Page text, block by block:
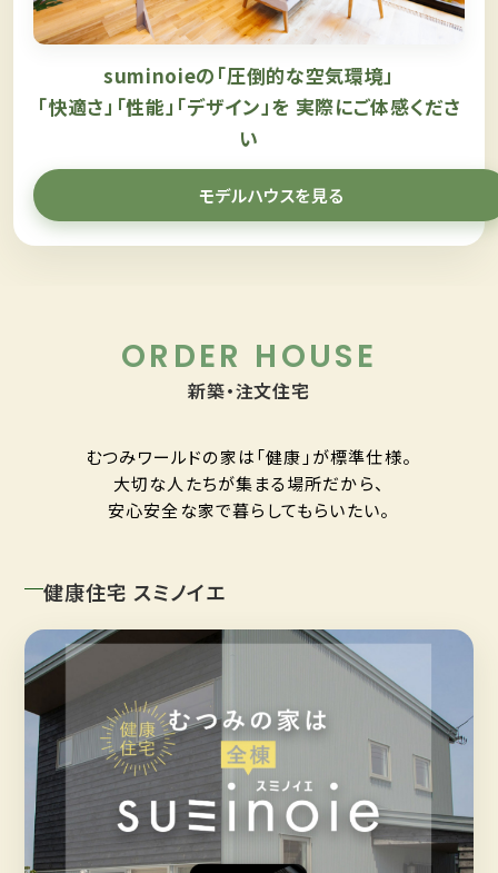
suminoieの「圧倒的な空気環境」
「快適さ」「性能」「デザイン」を 実際にご体感くださ
い
モデルハウスを見る
ORDER HOUSE
新築・注文住宅
むつみワールドの家は「健康」が標準仕様。
大切な人たちが集まる場所だから、
安心安全な家で暮らしてもらいたい。
健康住宅 スミノイエ